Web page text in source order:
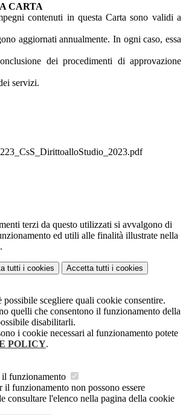
CARTA
contenuti in questa Carta sono validi a
aggiornati annualmente. In ogni caso, essa
dei procedimenti di approvazione
servizi.
terzi da questo utilizzati si avvalgono di
ed utili alle finalità illustrate nella
.
tutti i cookies Accetta tutti i cookies
possibile scegliere quali cookie consentire.
quelli che consentono il funzionamento della
disabilitarli.
i cookie necessari al funzionamento potete
POLICY.
il funzionamento
il funzionamento non possono essere
consultare l'elenco nella pagina della cookie